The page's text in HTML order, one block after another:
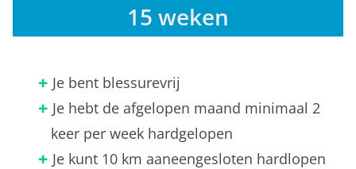
15 weken
Je bent blessurevrij
Je hebt de afgelopen maand minimaal 2
keer per week hardgelopen
Je kunt 10 km aaneengesloten hardlopen